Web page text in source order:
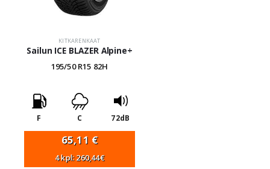
KITKARENKAAT
Sailun ICE BLAZER Alpine+
195/50 R15 82H
F C 72dB
65,11 €
4 kpl: 260,44€